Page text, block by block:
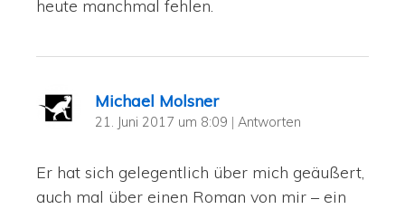
heute manchmal fehlen.
Michael Molsner
21. Juni 2017 um 8:09 | Antworten
Er hat sich gelegentlich über mich geäußert,
auch mal über einen Roman von mir – ein